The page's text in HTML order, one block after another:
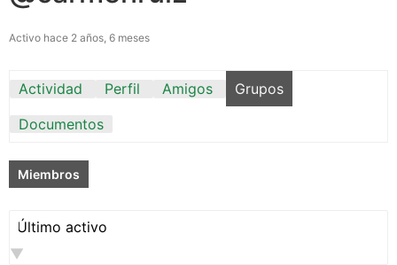
Activo hace 2 años, 6 meses
Actividad Perfil Amigos
Grupos
Documentos
Miembros
Ordenar
por: